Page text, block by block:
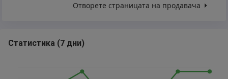
Отворете страницата на продавача
Статистика (7 дни)